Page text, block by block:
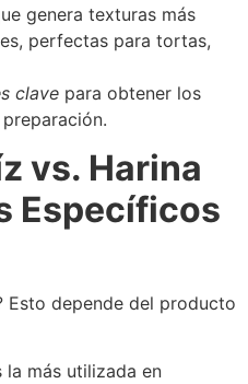
genera texturas más
perfectas para tortas,
clave para obtener los
vs. Harina
Específicos
Esto depende del producto
la más utilizada en